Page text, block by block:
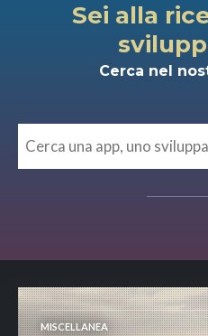
Sei alla
Cerca nel
MISCELLANEA